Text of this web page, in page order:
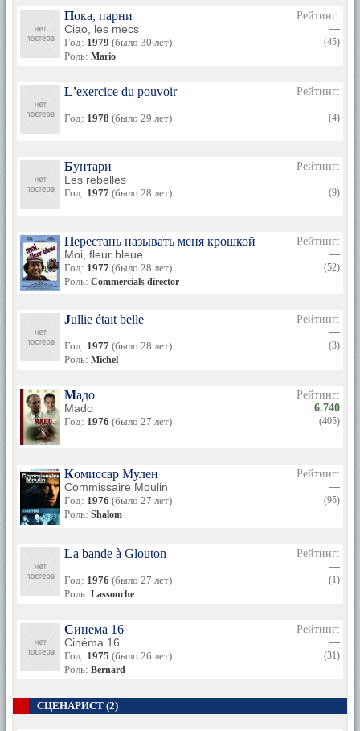
Пока, парни
Ciao, les mecs
Год: 1979 (было 30 лет)
Роль: Mario
Рейтинг:
—
(45)
L'exercice du pouvoir
Год: 1978 (было 29 лет)
Рейтинг:
—
(4)
Бунтари
Les rebelles
Год: 1977 (было 28 лет)
Рейтинг:
—
(9)
Перестань называть меня крошкой
Moi, fleur bleue
Год: 1977 (было 28 лет)
Роль: Commercials director
Рейтинг:
—
(52)
Jullie était belle
Год: 1977 (было 28 лет)
Роль: Michel
Рейтинг:
—
(3)
Мадо
Mado
Год: 1976 (было 27 лет)
Рейтинг:
6.740
(405)
Комиссар Мулен
Commissaire Moulin
Год: 1976 (было 27 лет)
Роль: Shalom
Рейтинг:
—
(95)
La bande à Glouton
Год: 1976 (было 27 лет)
Роль: Lassouche
Рейтинг:
—
(1)
Синема 16
Cinéma 16
Год: 1975 (было 26 лет)
Роль: Bernard
Рейтинг:
—
(31)
СЦЕНАРИСТ (2)